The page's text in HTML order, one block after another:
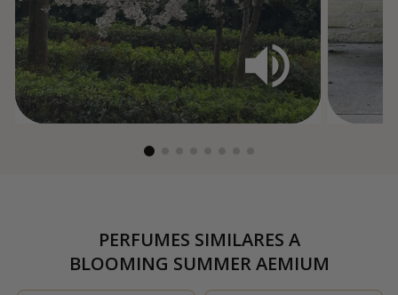
PERFUMES SIMILARES A
BLOOMING SUMMER AEMIUM